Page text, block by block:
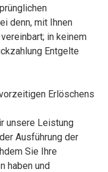
denn, mit Ihnen
in keinem
Entgelte
Erlöschens
unsere Leistung
Ausführung der
Sie Ihre
haben und